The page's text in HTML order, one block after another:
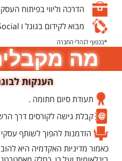
הדרכה וליווי בפיתוח
מבוא לקידום בגוגל ו Social.
*בכפוף לנהלי החברה
מה
הענקות
תעודת סיום חתומה .
קבלת גישה לקורסים דרך
הזדמנות להפוך לשותף
כאמור מדיניות האקדמיה היא